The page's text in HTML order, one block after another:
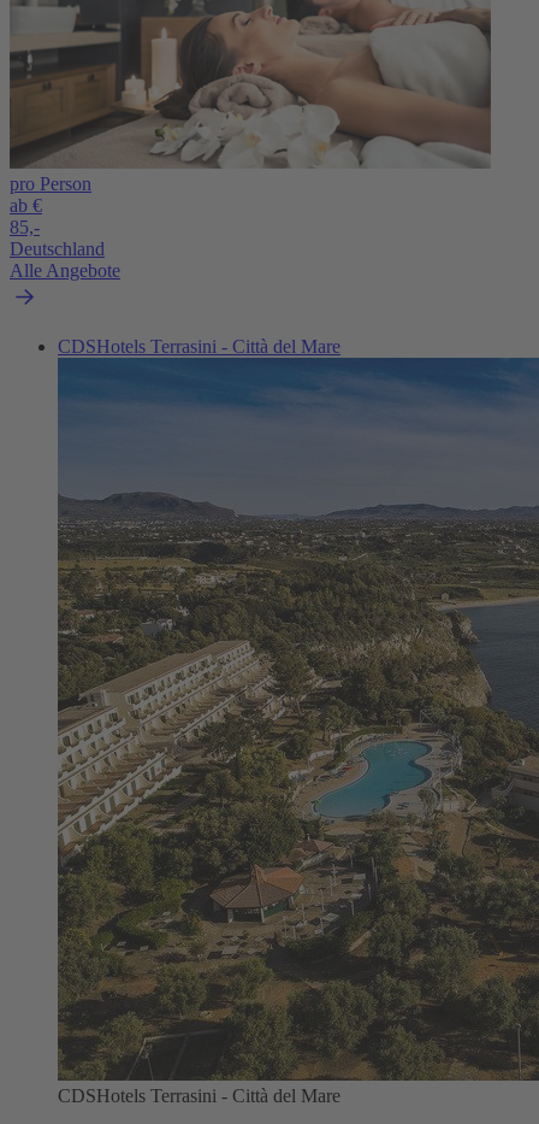
pro Person
ab €
85,-
Deutschland
Alle Angebote
CDSHotels Terrasini - Città del Mare
CDSHotels Terrasini - Città del Mare